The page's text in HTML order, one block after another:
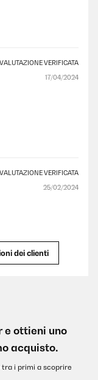
VALUTAZIONE VERIFICATA
17/04/2024
VALUTAZIONE VERIFICATA
25/02/2024
bois granulés.
dei clienti
ottieni uno
acquisto.
i primi a scoprire